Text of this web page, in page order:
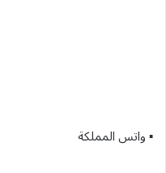
▪︎ واتس المملكة